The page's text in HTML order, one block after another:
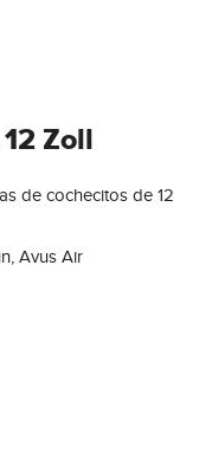
Zoll
de cochecitos de 12
Avus Air